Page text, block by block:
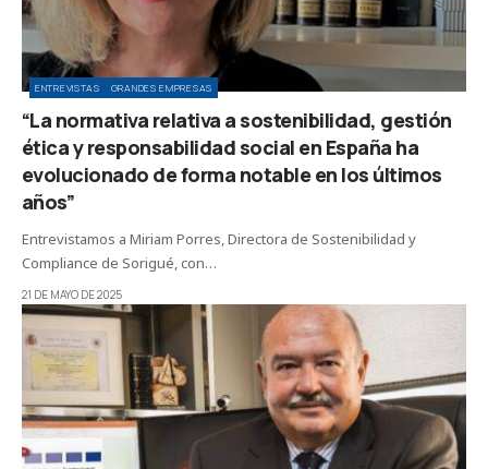
ENTREVISTAS GRANDES EMPRESAS
“La normativa relativa a sostenibilidad, gestión
ética y responsabilidad social en España ha
evolucionado de forma notable en los últimos
años”
Entrevistamos a Miriam Porres, Directora de Sostenibilidad y
Compliance de Sorigué, con…
21 DE MAYO DE 2025